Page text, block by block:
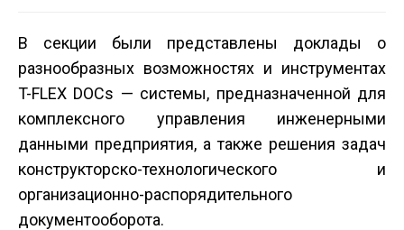
В секции были представлены доклады о
разнообразных возможностях и инструментах
T-FLEX DOCs — системы, предназначенной для
комплексного управления инженерными
данными предприятия, а также решения задач
конструкторско-технологического и
организационно-распорядительного
документооборота.